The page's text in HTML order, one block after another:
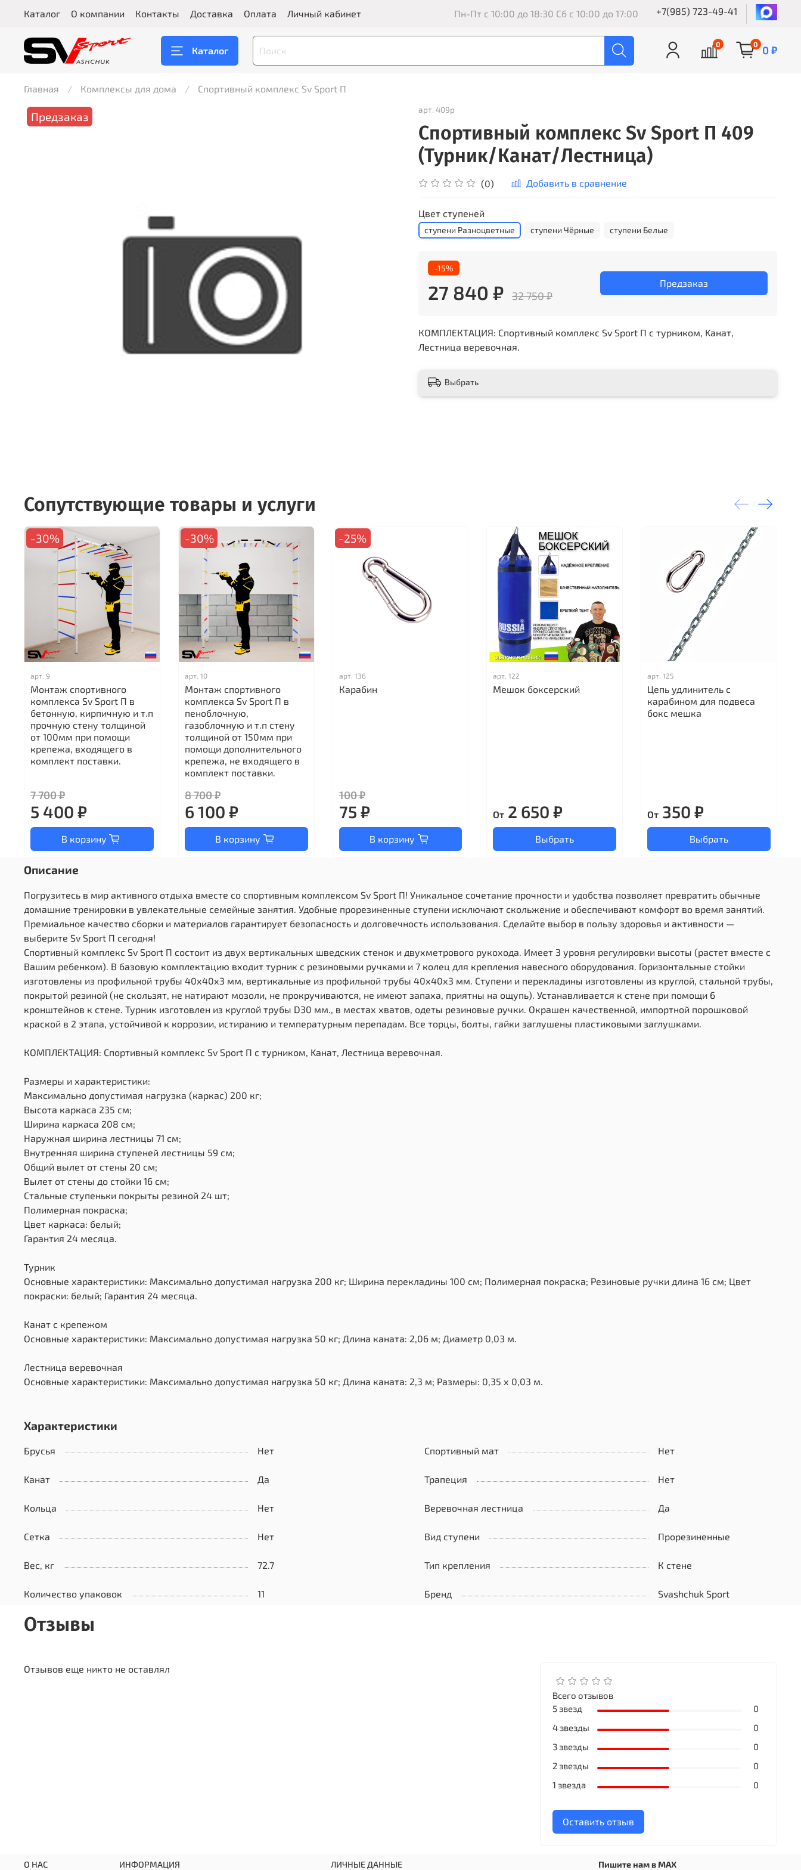
Каталог О компании Контакты Доставка Оплата Личный кабинет Пн-Пт с 10:00 до 18:30 Сб с 10:00 до 17:00 +7(985) 723-49-41
Каталог
0 0 0 ₽
Главная Комплексы для дома Спортивный комплекс Sv Sport П
Предзаказ
арт. 409р
Спортивный комплекс Sv Sport П 409
(Турник/Канат/Лестница)
(0) Добавить в сравнение
Цвет ступеней
ступени Разноцветные ступени Чёрные ступени Белые
-15%
27 840 ₽ 32 750 ₽
Предзаказ
КОМПЛЕКТАЦИЯ: Спортивный комплекс Sv Sport П с турником, Kанат,
Лестница веревочная.
Выбрать
Сопутствующие товары и услуги
-30%
арт. 9
Монтаж спортивного
комплекса Sv Sport П в
бетонную, кирпичную и т.п
прочную стену толщиной
от 100мм при помощи
крепежа, входящего в
комплект поставки.
7 700 ₽
5 400 ₽
В корзину
-30%
арт. 10
Монтаж спортивного
комплекса Sv Sport П в
пеноблочную,
газоблочную и т.п стену
толщиной от 150мм при
помощи дополнительного
крепежа, не входящего в
комплект поставки.
8 700 ₽
6 100 ₽
В корзину
-25%
арт. 136
Карабин
100 ₽
75 ₽
В корзину
арт.122
Мешок боксерский
От 2 650 ₽
Выбрать
арт.125
Цепь удлинитель с
карабином для подвеса
бокс мешка
От 350 ₽
Выбрать
Описание
Погрузитесь в мир активного отдыха вместе со спортивным комплексом Sv Sport П! Уникальное сочетание прочности и удобства позволяет превратить обычные
домашние тренировки в увлекательные семейные занятия. Удобные прорезиненные ступени исключают скольжение и обеспечивают комфорт во время занятий.
Премиальное качество сборки и материалов гарантирует безопасность и долговечность использования. Сделайте выбор в пользу здоровья и активности —
выберите Sv Sport П сегодня!
Спортивный комплекс Sv Sport П состоит из двух вертикальных шведских стенок и двухметрового рукохода. Имеет 3 уровня регулировки высоты (растет вместе с
Вашим ребенком). В базовую комплектацию входит турник с резиновыми ручками и 7 колец для крепления навесного оборудования. Горизонтальные стойки
изготовлены из профильной трубы 40х40х3 мм, вертикальные из профильной трубы 40х40х3 мм. Ступени и перекладины изготовлены из круглой, стальной трубы,
покрытой резиной (не скользят, не натирают мозоли, не прокручиваются, не имеют запаха, приятны на ощупь). Устанавливается к стене при помощи 6
кронштейнов к стене. Турник изготовлен из круглой трубы D30 мм., в местах хватов, одеты резиновые ручки. Окрашен качественной, импортной порошковой
краской в 2 этапа, устойчивой к коррозии, истиранию и температурным перепадам. Все торцы, болты, гайки заглушены пластиковыми заглушками.
КОМПЛЕКТАЦИЯ: Спортивный комплекс Sv Sport П с турником, Kанат, Лестница веревочная.
Размеры и характеристики:
Максимально допустимая нагрузка (каркас) 200 кг;
Высота каркаса 235 см;
Ширина каркаса 208 см;
Наружная ширина лестницы 71 см;
Внутренняя ширина ступеней лестницы 59 см;
Общий вылет от стены 20 см;
Вылет от стены до стойки 16 см;
Стальные ступеньки покрыты резиной 24 шт;
Полимерная покраска;
Цвет каркаса: белый;
Гарантия 24 месяца.
Турник
Основные характеристики: Максимально допустимая нагрузка 200 кг; Ширина перекладины 100 см; Полимерная покраска; Резиновые ручки длина 16 см; Цвет
покраски: белый; Гарантия 24 месяца.
Канат с крепежом
Основные характеристики: Максимально допустимая нагрузка 50 кг; Длина каната: 2,06 м; Диаметр 0,03 м.
Лестница веревочная
Основные характеристики: Максимально допустимая нагрузка 50 кг; Длина каната: 2,3 м; Размеры: 0,35 х 0,03 м.
Характеристики
Брусья Нет Спортивный мат Нет
Kанат Да Трапеция Нет
Кольца Нет Веревочная лестница Да
Сетка Нет Вид ступени Прорезиненные
Вес, кг 72.7 Тип крепления К стене
Количество упаковок 11 Бренд Svashchuk Sport
Отзывы
Отзывов еще никто не оставлял
Всего отзывов
5 звезд
0
4 звезды
0
3 звезды
0
2 звезды
0
1 звезда
0
Оставить отзыв
О НАС ИНФОРМАЦИЯ ЛИЧНЫЕ ДАННЫЕ Пишите нам в MAX